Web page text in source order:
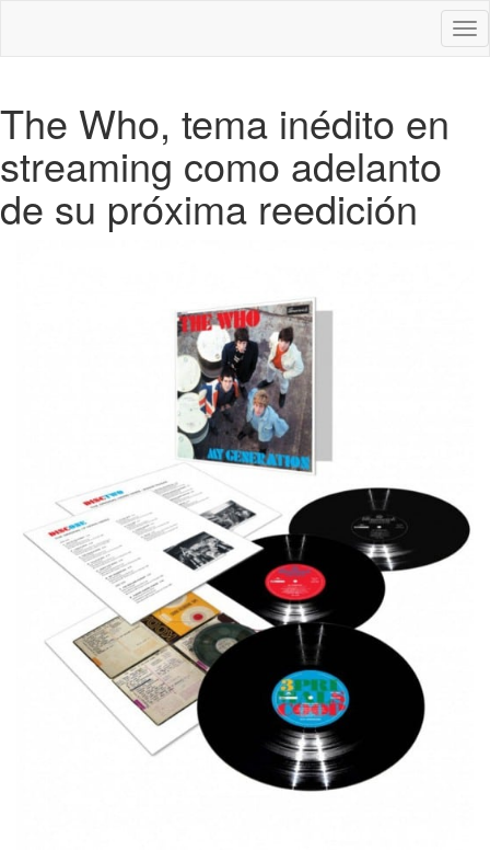
The Who, tema inédito en
streaming como adelanto
de su próxima reedición